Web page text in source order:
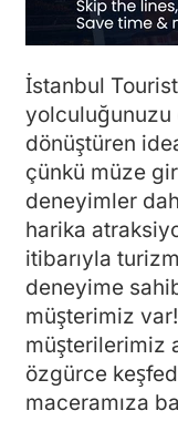
İstanbul
yolculuğunuzu
dönüştüren
çünkü müze
deneyimler
harika
itibarıyla turizm
deneyime
müşterimiz
müşterilerimiz
özgürce
maceramıza